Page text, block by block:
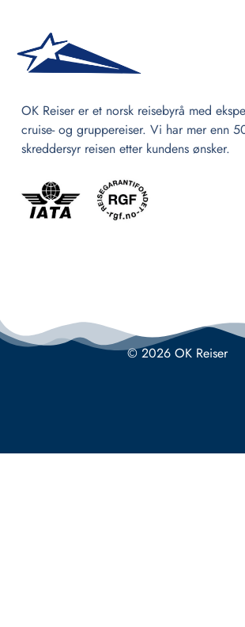
OK Reiser er et norsk reisebyrå med
cruise- og gruppereiser. Vi har mer enn
skreddersyr reisen etter kundens ønsker.
© 2026 OK Reiser